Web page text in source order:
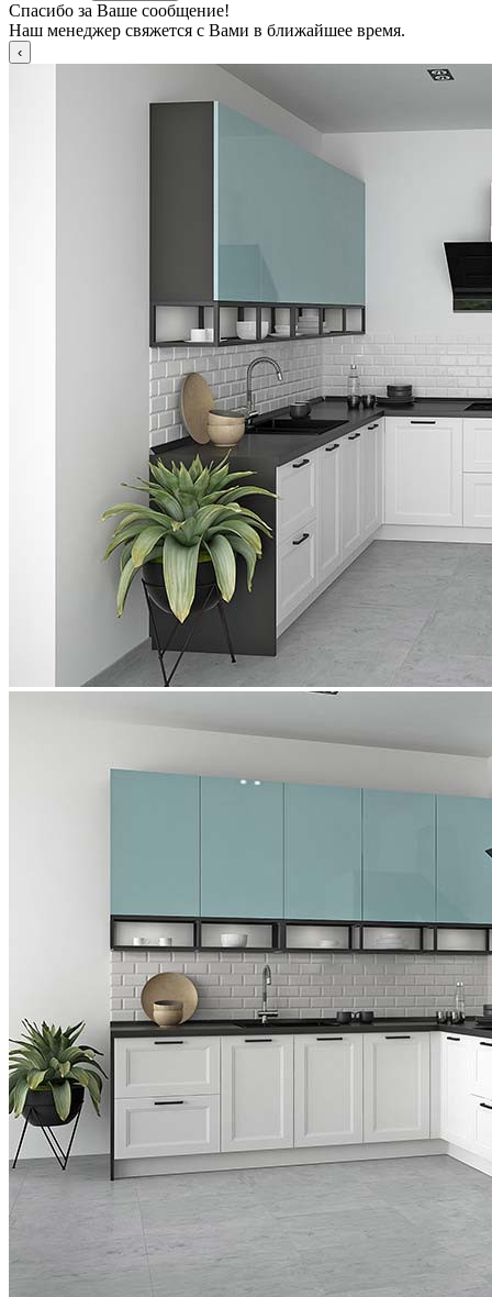
Спасибо за Ваше сообщение!
Наш менеджер свяжется с Вами в ближайшее время.